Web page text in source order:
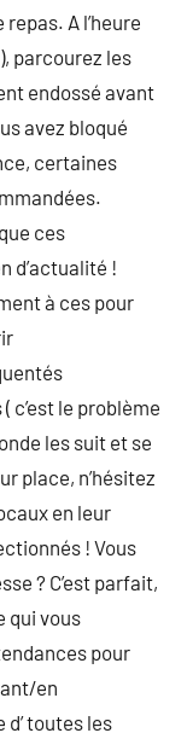
A l’heure
parcourez les
endossé avant
avez bloqué
certaines
ces
d’actualité !
à ces pour
c’est le problème
les suit et se
place, n’hésitez
en leur
! Vous
? C’est parfait,
qui vous
pour
en
toutes les